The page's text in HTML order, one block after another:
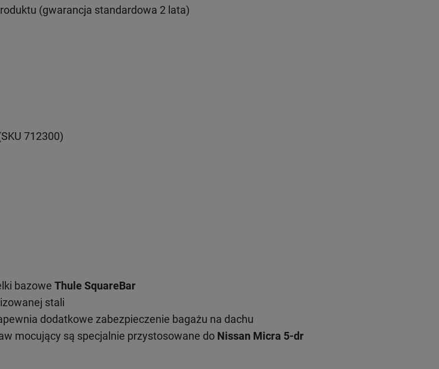
(gwarancja standardowa 2 lata)
712300)
bazowe Thule SquareBar
stali
dodatkowe zabezpieczenie bagażu na dachu
mocujący są specjalnie przystosowane doNissan Micra 5-dr